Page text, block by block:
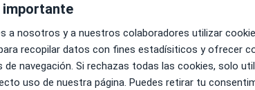
Pedir una cita
importante
a nosotros y a nuestros colaboradores utilizar
recopilar datos con fines estadísiticos y ofrecer
de navegación. Si rechazas todas las cookies, solo
uso de nuestra página. Puedes retirar tu